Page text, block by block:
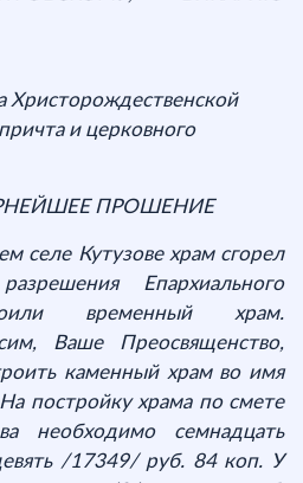
Христорождественской
и церковного
ПРОШЕНИЕ
селе Кутузове храм сгорел
Епархиального
временный храм.
Ваше Преосвященство,
каменный храм во имя
постройку храма по смете
необходимо семнадцать
/17349/ руб. 84 коп. У